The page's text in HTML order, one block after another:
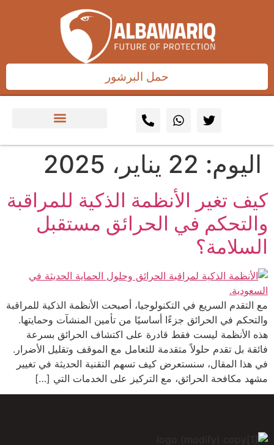
حمل البرشور
اليوم: 22 يناير، 2025
كيف تغير الأنظمة الذكية للمراقبة
والتحكم في الحرائق مستقبل
السلامة؟
مع التقدم السريع في التكنولوجيا، أصبحت الأنظمة الذكية للمراقبة
والتحكم في الحرائق جزءًا أساسيًا من تأمين المنشآت وحمايتها.
هذه الأنظمة ليست فقط قادرة على اكتشاف الحرائق بسرعة
فائقة بل تقدم حلولاً متقدمة للتعامل مع الموقف وتقليل الأضرار.
في هذا المقال، سنستعرض كيف تسهم التقنية الحديثة في تغيير
مشهد مكافحة الحرائق، مع التركيز على الخدمات التي […]